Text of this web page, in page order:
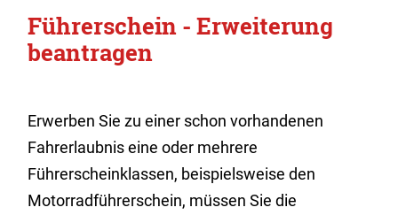
Führerschein - Erweiterung
beantragen
Erwerben Sie zu einer schon vorhandenen
Fahrerlaubnis eine oder mehrere
Führerscheinklassen, beispielsweise den
Motorradführerschein, müssen Sie die